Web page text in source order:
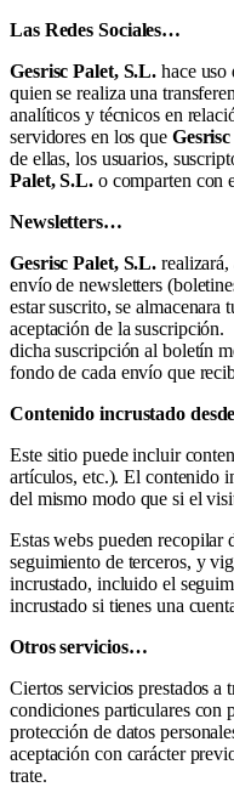
Las Redes Sociales…
Gesrisc Palet, S.L. hace uso
quien se realiza una
analíticos y técnicos en
servidores en los que
de ellas, los usuarios,
Palet, S.L. o comparten con
Newsletters…
Gesrisc Palet, S.L.
envío de newsletters
estar suscrito, se
aceptación de la
dicha suscripción al boletín
fondo de cada envío que
Contenido incrustado
Este sitio puede incluir
artículos, etc.). El contenido
del mismo modo que si el
Estas webs pueden recopilar
seguimiento de terceros, y
incrustado, incluido el
incrustado si tienes una
Otros servicios…
Ciertos servicios prestados a
condiciones particulares con
protección de datos
aceptación con carácter
trate.